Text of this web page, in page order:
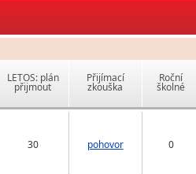
LETOS: plán
přijmout
Přijímací
zkouška
Roční
školné
30 pohovor 0